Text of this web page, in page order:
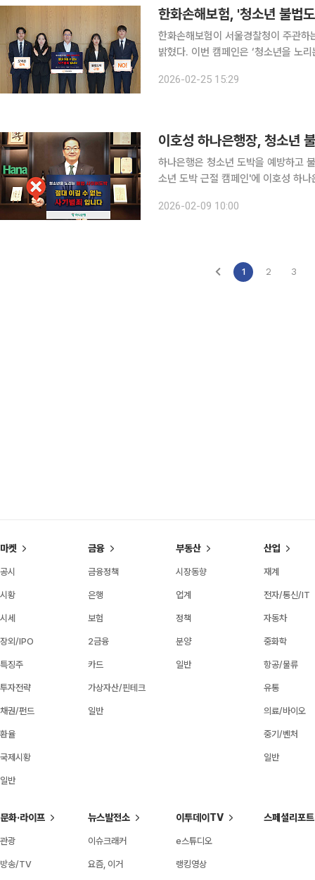
한화손해보험, '청소년 불법
한화손해보험이 서울경찰청이 주관
밝혔다. 이번 캠페인은 ‘청소년을 노리는 불법 사이버 도박, 절대 이길 수 없는 사기범죄입니다’ 라는
되고 있다. 청소년 불법도박은
2026-02-25 15:29
이호성 하나은행장, 청소년
하나은행은 청소년 도박을 예방하고
소년 도박 근절 캠페인'에 이호성 하나은행장이 동
험성과 심각성을 공감하는 시간을 가
2026-02-09 10:00
1 2 3
마켓
공시
시황
시세
장외/IPO
특징주
투자전략
채권/펀드
환율
국제시황
일반
금융
금융정책
은행
보험
2금융
카드
가상자산/핀테크
일반
부동산
시장동향
업계
정책
분양
일반
산업
재계
전자/통신/IT
자동차
중화학
항공/물류
유통
의료/바이오
중기/벤처
일반
문화·라이프
관광
방송/TV
뉴스발전소
이슈크래커
요즘, 이거
이투데이TV
e스튜디오
랭킹영상
스페셜리포트